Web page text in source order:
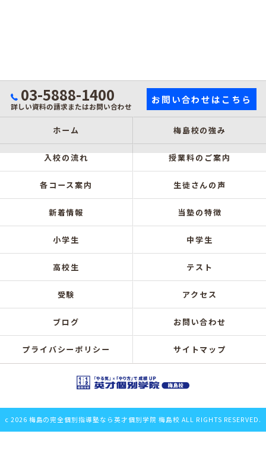
03-5888-1400
詳しい資料の請求またはお問い合わせ
お問い合わせはこちら
ホーム 梅島校の強み
入校の流れ 授業料のご案内
各コース案内 生徒さんの声
新着情報 当塾の特徴
小学生 中学生
高校生 テスト
受験 アクセス
ブログ お問い合わせ
プライバシーポリシー サイトマップ
c 2026 梅島の完全個別指導塾なら英才個別学院 梅島校 ALL RIGHTS RESERVED.